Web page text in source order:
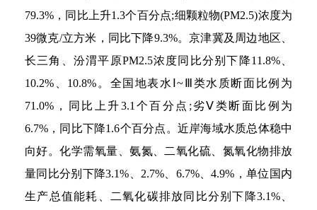
79.3%，同比上升1.3个百分点;细颗粒物(PM2.5)浓度为
39微克/立方米，同比下降9.3%。京津冀及周边地区、
长三角、汾渭平原PM2.5浓度同比分别下降11.8%、
10.2%、10.8%。全国地表水Ⅰ~Ⅲ类水质断面比例为
71.0%，同比上升3.1个百分点;劣Ⅴ类断面比例为
6.7%，同比下降1.6个百分点。近岸海域水质总体稳中
向好。化学需氧量、氨氮、二氧化硫、氮氧化物排放
量同比分别下降3.1%、2.7%、6.7%、4.9%，单位国内
生产总值能耗、二氧化碳排放同比分别下降3.1%、